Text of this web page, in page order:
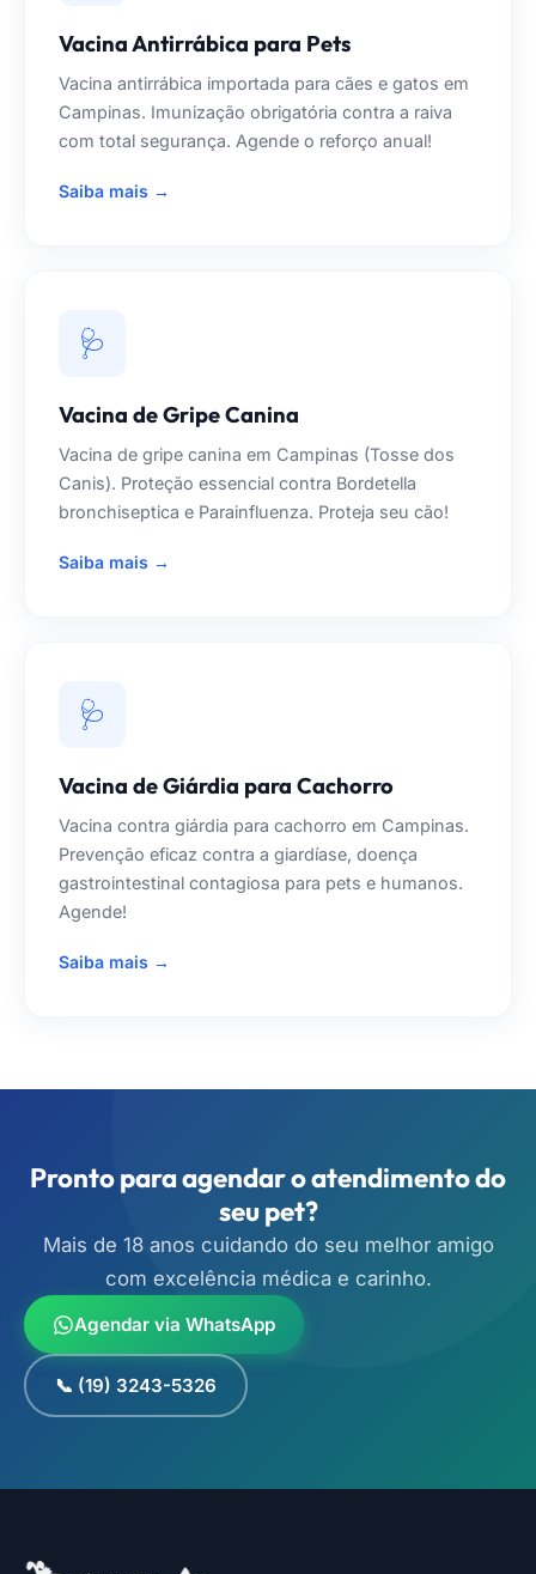
Vacina Antirrábica para Pets
Vacina antirrábica importada para cães e gatos em
Campinas. Imunização obrigatória contra a raiva
com total segurança. Agende o reforço anual!
Saiba mais →
🩺
Vacina de Gripe Canina
Vacina de gripe canina em Campinas (Tosse dos
Canis). Proteção essencial contra Bordetella
bronchiseptica e Parainfluenza. Proteja seu cão!
Saiba mais →
🩺
Vacina de Giárdia para Cachorro
Vacina contra giárdia para cachorro em Campinas.
Prevenção eficaz contra a giardíase, doença
gastrointestinal contagiosa para pets e humanos.
Agende!
Saiba mais →
Pronto para agendar o atendimento do
seu pet?
Mais de 18 anos cuidando do seu melhor amigo
com excelência médica e carinho.
Agendar via WhatsApp
📞 (19) 3243-5326